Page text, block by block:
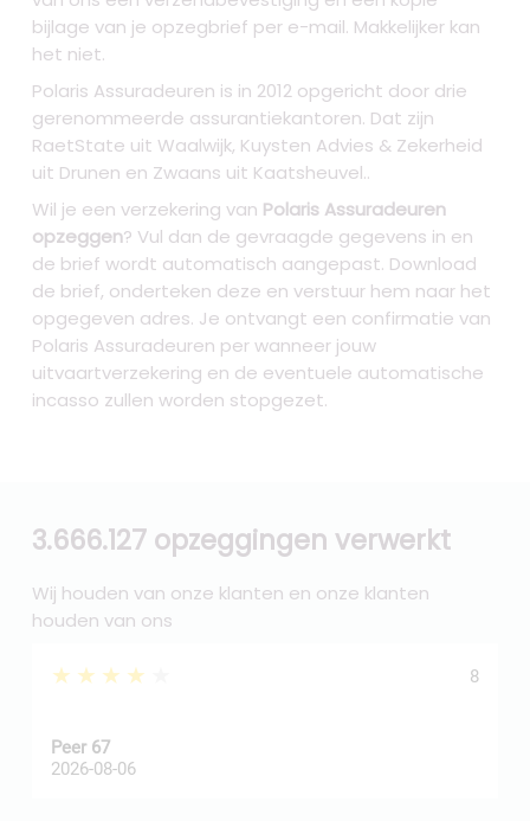
bijlage van je opzegbrief per e-mail. Makkelijker kan
het niet.
Polaris Assuradeuren is in 2012 opgericht door drie
gerenommeerde assurantiekantoren. Dat zijn
RaetState uit Waalwijk, Kuysten Advies & Zekerheid
uit Drunen en Zwaans uit Kaatsheuvel..
Wil je een verzekering van Polaris Assuradeuren
opzeggen? Vul dan de gevraagde gegevens in en
de brief wordt automatisch aangepast. Download
de brief, onderteken deze en verstuur hem naar het
opgegeven adres. Je ontvangt een confirmatie van
Polaris Assuradeuren per wanneer jouw
uitvaartverzekering en de eventuele automatische
incasso zullen worden stopgezet.
3.666.127 opzeggingen verwerkt
Wij houden van onze klanten en onze klanten
houden van ons
★★★★★ 8
Peer 67
2026-08-06